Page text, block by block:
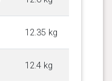
12.35 kg
12.4 kg